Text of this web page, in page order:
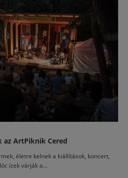
az ArtPiknik Cered
életre kelnek a kiállítások, koncert,
ízek várják a...